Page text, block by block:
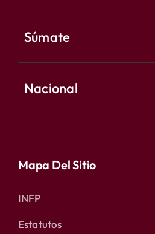
Súmate
Nacional
Mapa Del Sitio
INFP
Estatutos